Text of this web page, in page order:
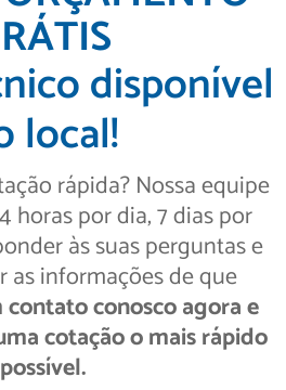
disponível
local!
rápida? Nossa equipe
horas por dia, 7 dias por
às suas perguntas e
as informações de que
contato conosco agora e
cotação o mais rápido
possível.